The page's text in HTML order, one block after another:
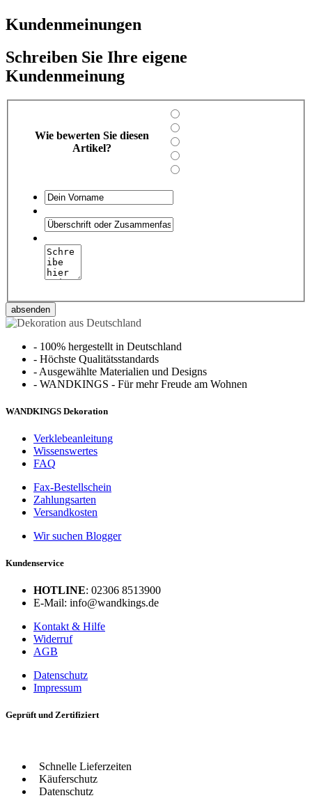
Kundenmeinungen
Schreiben Sie Ihre eigene
Kundenmeinung
Wie bewerten Sie diesen
Artikel?
absenden
- 100% hergestellt in Deutschland
- Höchste Qualitätsstandards
- Ausgewählte Materialien und Designs
- WANDKINGS - Für mehr Freude am Wohnen
WANDKINGS Dekoration
Verklebeanleitung
Wissenswertes
FAQ
Fax-Bestellschein
Zahlungsarten
Versandkosten
Wir suchen Blogger
Kundenservice
HOTLINE: 02306 8513900
E-Mail: info@wandkings.de
Kontakt & Hilfe
Widerruf
AGB
Datenschutz
Impressum
Geprüft und Zertifiziert
Schnelle Lieferzeiten
Käuferschutz
Datenschutz